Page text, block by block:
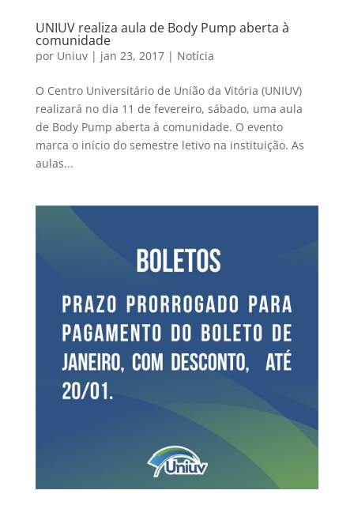
UNIUV realiza aula de Body Pump aberta à
comunidade
por Uniuv| jan 23, 2017| Notícia
O Centro Universitário de União da Vitória (UNIUV)
realizará no dia 11 de fevereiro, sábado, uma aula
de Body Pump aberta à comunidade. O evento
marca o início do semestre letivo na instituição. As
aulas...